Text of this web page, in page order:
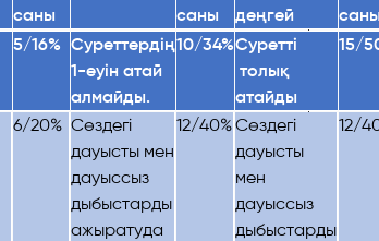
саны
саны
деңгей
5/16% Суреттердің
1-еуін атай
алмайды.
10/34%Суретті
толық
атайды
15/
6/20% Сөздегі
дауысты мен
дауыссыз
дыбыстарды
ажыратуда
12/40%Сөздегі
дауысты
мен
дауыссыз
дыбыстарды
12/